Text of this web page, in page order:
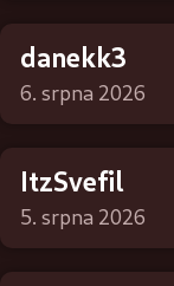
danekk3
6. srpna 2026
ItzSvefil
5. srpna 2026